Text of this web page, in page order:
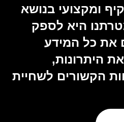
ומקצועי בנושא
היא לספק
את כל המידע
היתרונות,
הקשורים לשחיית